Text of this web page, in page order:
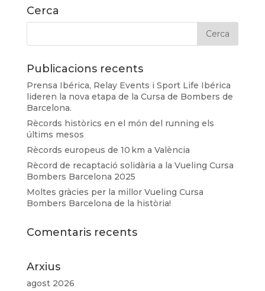
Cerca
Publicacions recents
Prensa Ibérica, Relay Events i Sport Life Ibérica
lideren la nova etapa de la Cursa de Bombers de
Barcelona.
Rècords històrics en el món del running els
últims mesos
Rècords europeus de 10 km a València
Rècord de recaptació solidària a la Vueling Cursa
Bombers Barcelona 2025
Moltes gràcies per la millor Vueling Cursa
Bombers Barcelona de la història!
Comentaris recents
Arxius
agost 2026